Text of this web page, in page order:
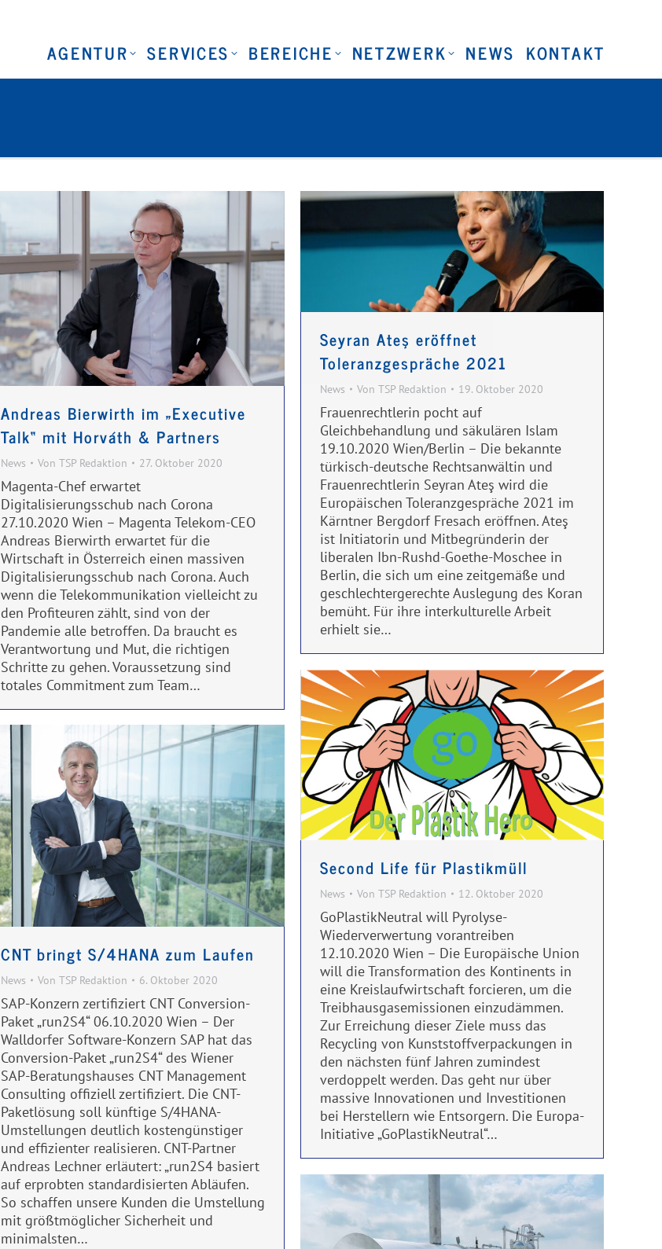
AGENTUR SERVICES BEREICHE NETZWERK NEWS KONTAKT
Andreas Bierwirth im „Executive
Talk“ mit Horváth & Partners
News Von TSP Redaktion 27. Oktober 2020
Magenta-Chef erwartet
Digitalisierungsschub nach Corona
27.10.2020 Wien – Magenta Telekom-CEO
Andreas Bierwirth erwartet für die
Wirtschaft in Österreich einen massiven
Digitalisierungsschub nach Corona. Auch
wenn die Telekommunikation vielleicht zu
den Profiteuren zählt, sind von der
Pandemie alle betroffen. Da braucht es
Verantwortung und Mut, die richtigen
Schritte zu gehen. Voraussetzung sind
totales Commitment zum Team…
Seyran Ateş eröffnet
Toleranzgespräche 2021
News Von TSP Redaktion 19. Oktober 2020
Frauenrechtlerin pocht auf
Gleichbehandlung und säkulären Islam
19.10.2020 Wien/Berlin – Die bekannte
türkisch-deutsche Rechtsanwältin und
Frauenrechtlerin Seyran Ateş wird die
Europäischen Toleranzgespräche 2021 im
Kärntner Bergdorf Fresach eröffnen. Ateş
ist Initiatorin und Mitbegründerin der
liberalen Ibn-Rushd-Goethe-Moschee in
Berlin, die sich um eine zeitgemäße und
geschlechtergerechte Auslegung des Koran
bemüht. Für ihre interkulturelle Arbeit
erhielt sie…
Second Life für Plastikmüll
News Von TSP Redaktion 12. Oktober 2020
GoPlastikNeutral will Pyrolyse-
Wiederverwertung vorantreiben
12.10.2020 Wien – Die Europäische Union
will die Transformation des Kontinents in
eine Kreislaufwirtschaft forcieren, um die
Treibhausgasemissionen einzudämmen.
Zur Erreichung dieser Ziele muss das
Recycling von Kunststoffverpackungen in
den nächsten fünf Jahren zumindest
verdoppelt werden. Das geht nur über
massive Innovationen und Investitionen
bei Herstellern wie Entsorgern. Die Europa-
Initiative „GoPlastikNeutral“…
CNT bringt S/4HANA zum Laufen
News Von TSP Redaktion 6. Oktober 2020
SAP-Konzern zertifiziert CNT Conversion-
Paket „run2S4“ 06.10.2020 Wien – Der
Walldorfer Software-Konzern SAP hat das
Conversion-Paket „run2S4“ des Wiener
SAP-Beratungshauses CNT Management
Consulting offiziell zertifiziert. Die CNT-
Paketlösung soll künftige S/4HANA-
Umstellungen deutlich kostengünstiger
und effizienter realisieren. CNT-Partner
Andreas Lechner erläutert: „run2S4 basiert
auf erprobten standardisierten Abläufen.
So schaffen unsere Kunden die Umstellung
mit größtmöglicher Sicherheit und
minimalsten…